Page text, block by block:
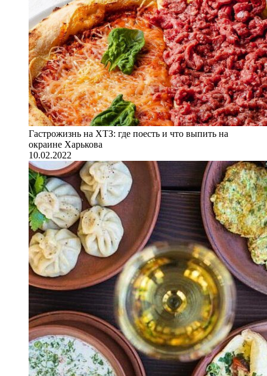
Гастрожизнь на ХТЗ: где поесть и что выпить на
окраине Харькова
10.02.2022